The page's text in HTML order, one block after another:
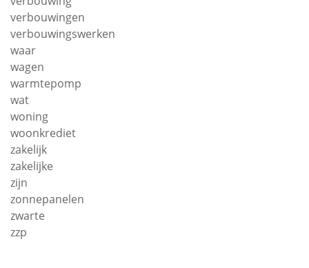
verbouwingen
verbouwingswerken
waar
wagen
warmtepomp
wat
woning
woonkrediet
zakelijk
zakelijke
zijn
zonnepanelen
zwarte
zzp